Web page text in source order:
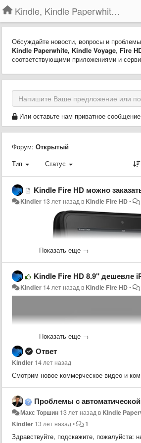
Kindle, Kindle Paperwhite, Kindle Voyage
Обсуждайте новости, вопросы и
Kindle Paperwhite, Kindle Voyage, Fire
соответствующими приложениями и
Или оставьте нам приватное сообщение
Форум: Открытый
Тип
Статус
Kindle Fire HD можно заказать
Kindler 13 лет назадв Kindle Fire HD•
Амазон делает доступными
HD ($214)иKindle Fire HD 8.9" ($284)с
доставкой в Украину и другие страны
вопросом). Отгрузки заказов начнутся 13
Показать еще →
Kindle Fire HD 8.9" дешевле
Kindler 14 лет назадв Kindle Fire HD•
Показать еще →
Ответ
Kindler 14 лет назад
Смотрим новое коммерческое видео и
Проблемы с автоматической синхронизацией
Макс Торшин 13 лет назадв Kindle
Kindler 13 лет назад• 1
Здравствуйте, подскажите, пожалуйста: